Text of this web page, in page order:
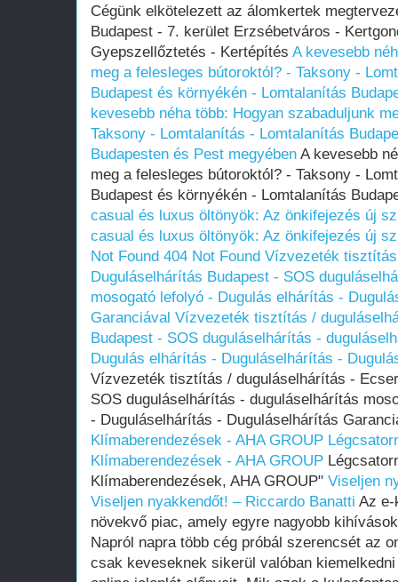
Cégünk elkötelezett az álomkertek
Budapest - 7. kerület Erzsébetváros -
Gyepszellőztetés - Kertépítés A kevesebb
meg a felesleges bútoroktól? - Taksony -
Budapest és környékén - Lomtalanítás
kevesebb néha több: Hogyan szabaduljunk
Taksony - Lomtalanítás - Lomtalanítás
Budapesten és Pest megyében A kevesebb
meg a felesleges bútoroktól? - Taksony -
Budapest és környékén - Lomtalanítás
casual és luxus öltönyök: Az önkifejezés új
casual és luxus öltönyök: Az önkifejezés új
Not Found 404 Not Found Vízvezeték
Duguláselhárítás Budapest - SOS
mosogató lefolyó - Dugulás elhárítás -
Garanciával Vízvezeték tisztítás /
Budapest - SOS duguláselhárítás -
Dugulás elhárítás - Duguláselhárítás -
Vízvezeték tisztítás / duguláselhárítás -
SOS duguláselhárítás - duguláselhárítás
- Duguláselhárítás - Duguláselhárítás
Klímaberendezések - AHA GROUP
Klímaberendezések - AHA GROUP
Klímaberendezések, AHA GROUP" Viseljen
Viseljen nyakkendőt! – Riccardo Banatti Az e-
növekvő piac, amely egyre nagyobb
Napról napra több cég próbál szerencsét az
csak keveseknek sikerül valóban